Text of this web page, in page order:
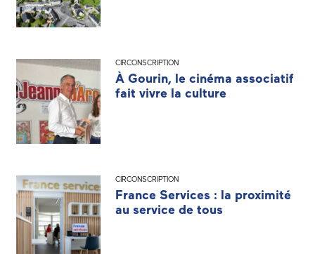
CIRCONSCRIPTION
À Gourin, le cinéma associatif
fait vivre la culture
CIRCONSCRIPTION
France Services : la proximité
au service de tous